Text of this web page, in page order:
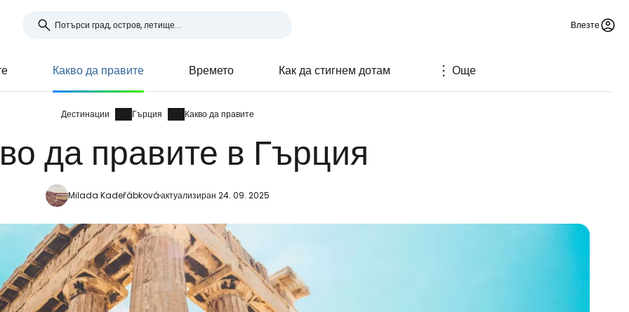
Влезте
Какво да правите Времето Как да стигнем дотам Още
Дестинации Гърция Какво да правите
да правите в Гърция
Milada Kadeřábkováактуализиран 24. 09. 2025